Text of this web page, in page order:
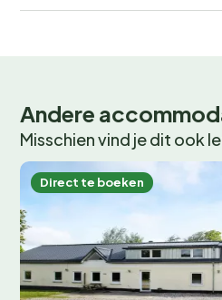
Andere
Misschien vind je dit ook
Direct te boeken